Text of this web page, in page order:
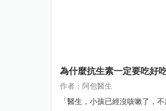
為什麼抗生素一定要吃好
作者：阿包醫生
「醫生，小孩已經沒咳嗽了，